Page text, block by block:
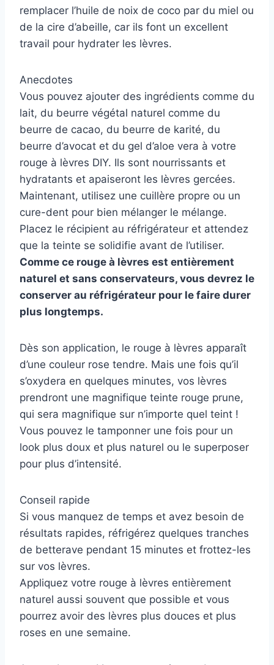
remplacer l’huile de noix de coco par du miel ou
de la cire d’abeille, car ils font un excellent
travail pour hydrater les lèvres.
Anecdotes
Vous pouvez ajouter des ingrédients comme du
lait, du beurre végétal naturel comme du
beurre de cacao, du beurre de karité, du
beurre d’avocat et du gel d’aloe vera à votre
rouge à lèvres DIY. Ils sont nourrissants et
hydratants et apaiseront les lèvres gercées.
Maintenant, utilisez une cuillère propre ou un
cure-dent pour bien mélanger le mélange.
Placez le récipient au réfrigérateur et attendez
que la teinte se solidifie avant de l’utiliser.
Comme ce rouge à lèvres est entièrement
naturel et sans conservateurs, vous devrez le
conserver au réfrigérateur pour le faire durer
plus longtemps.
Dès son application, le rouge à lèvres apparaît
d’une couleur rose tendre. Mais une fois qu’il
s’oxydera en quelques minutes, vos lèvres
prendront une magnifique teinte rouge prune,
qui sera magnifique sur n’importe quel teint !
Vous pouvez le tamponner une fois pour un
look plus doux et plus naturel ou le superposer
pour plus d’intensité.
Conseil rapide
Si vous manquez de temps et avez besoin de
résultats rapides, réfrigérez quelques tranches
de betterave pendant 15 minutes et frottez-les
sur vos lèvres.
Appliquez votre rouge à lèvres entièrement
naturel aussi souvent que possible et vous
pourrez avoir des lèvres plus douces et plus
roses en une semaine.